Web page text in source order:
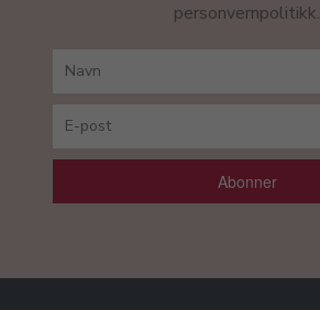
personvernpolitikk.
Abonner